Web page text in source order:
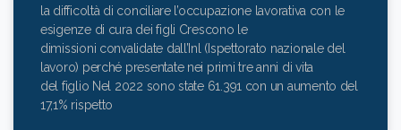
la difficoltà di conciliare l’occupazione lavorativa con le
esigenze di cura dei figli Crescono le
dimissioni convalidate dall’Inl (Ispettorato nazionale del
lavoro) perché presentate nei primi tre anni di vita
del figlio Nel 2022 sono state 61.391 con un aumento del
17,1% rispetto